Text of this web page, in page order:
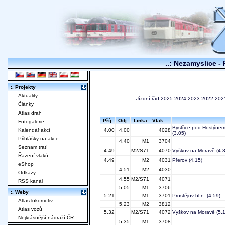
..: Nezamyslice -
Jízdní řád 2025 2024 2023 2022
Příj. Odj. Linka
Vlak
4.00
4.00 4028 Bystřice pod Hostýnem
(3.05)
4.40
M1
3704
4.49
M2/S71 4070 Vyškov na Moravě
4.49
M2 4031 Přerov (4.15)
4.51
M2
4030
4.55 M2/S71
4071
5.05
M1
3706
5.21
M1 3701 Prostějov hl.n. (4.59)
5.23
M2
3812
5.32
M2/S71 4072 Vyškov na Moravě
5.35
M1 3708
:. Projekty
Aktuality
Články
Atlas drah
Fotogalerie
Kalendář akcí
Přihlášky na akce
Seznam tratí
Řazení vlaků
eShop
Odkazy
RSS kanál
:. Weby
Atlas lokomotiv
Atlas vozů
Nejkrásnější nádraží ČR